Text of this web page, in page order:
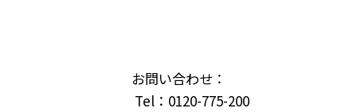
お問い合わせ：
Tel：0120-775-200